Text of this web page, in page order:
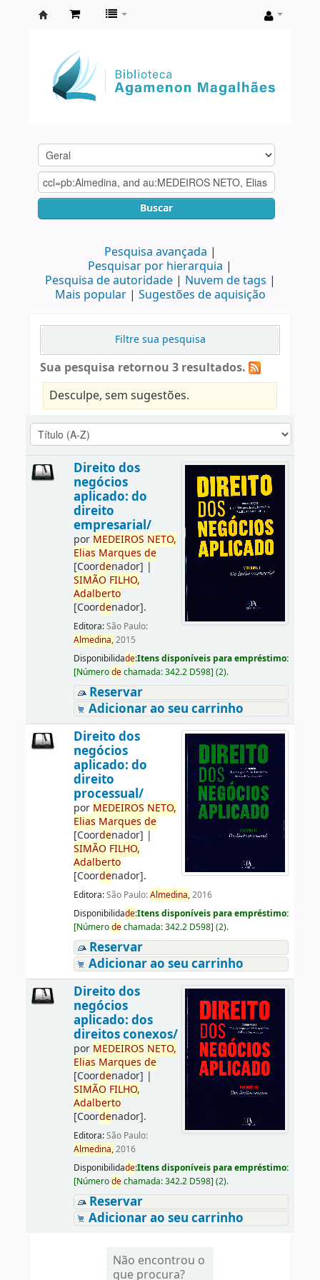
Agamenon
Magalhães
Buscar
Pesquisa avançada
Pesquisar por hierarquia
Pesquisa de autoridade
Nuvem de tags
Mais popular
Sugestões de aquisição
Filtre sua pesquisa
Sua pesquisa retornou 3 resultados.
Desculpe, sem sugestões.
Direito dos
negócios
aplicado: do
direito
empresarial/
por MEDEIROS NETO,
Elias Marques de
[Coordenador] |
SIMÃO FILHO,
Adalberto
[Coordenador].
Editora:São Paulo:
Almedina,2015
Disponibilidade:Itens disponíveis para empréstimo:
[Númerodechamada:342.2 D598] (2).
Reservar
Adicionar ao seu carrinho
Direito dos
negócios
aplicado: do
direito
processual/
por MEDEIROS NETO,
Elias Marques de
[Coordenador] |
SIMÃO FILHO,
Adalberto
[Coordenador].
Editora:São Paulo:Almedina,2016
Disponibilidade:Itens disponíveis para empréstimo:
[Númerodechamada:342.2 D598] (2).
Reservar
Adicionar ao seu carrinho
Direito dos
negócios
aplicado: dos
direitos conexos/
por MEDEIROS NETO,
Elias Marques de
[Coordenador] |
SIMÃO FILHO,
Adalberto
[Coordenador].
Editora:São Paulo:
Almedina,2016
Disponibilidade:Itens disponíveis para empréstimo:
[Númerodechamada:342.2 D598] (2).
Reservar
Adicionar ao seu carrinho
Não encontrou o
que procura?